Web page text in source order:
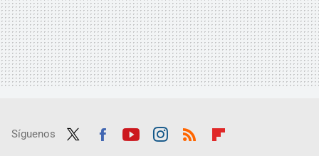
Síguenos